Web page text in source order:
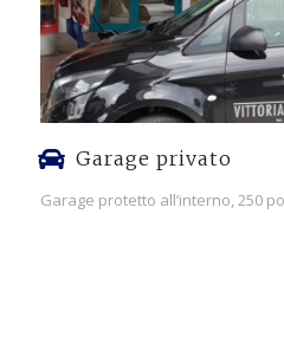
Garage privato
Garage protetto all’interno, 250